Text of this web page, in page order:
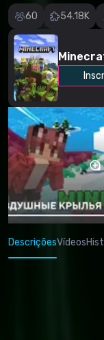
60 54.18K
DescriçõesVídeos